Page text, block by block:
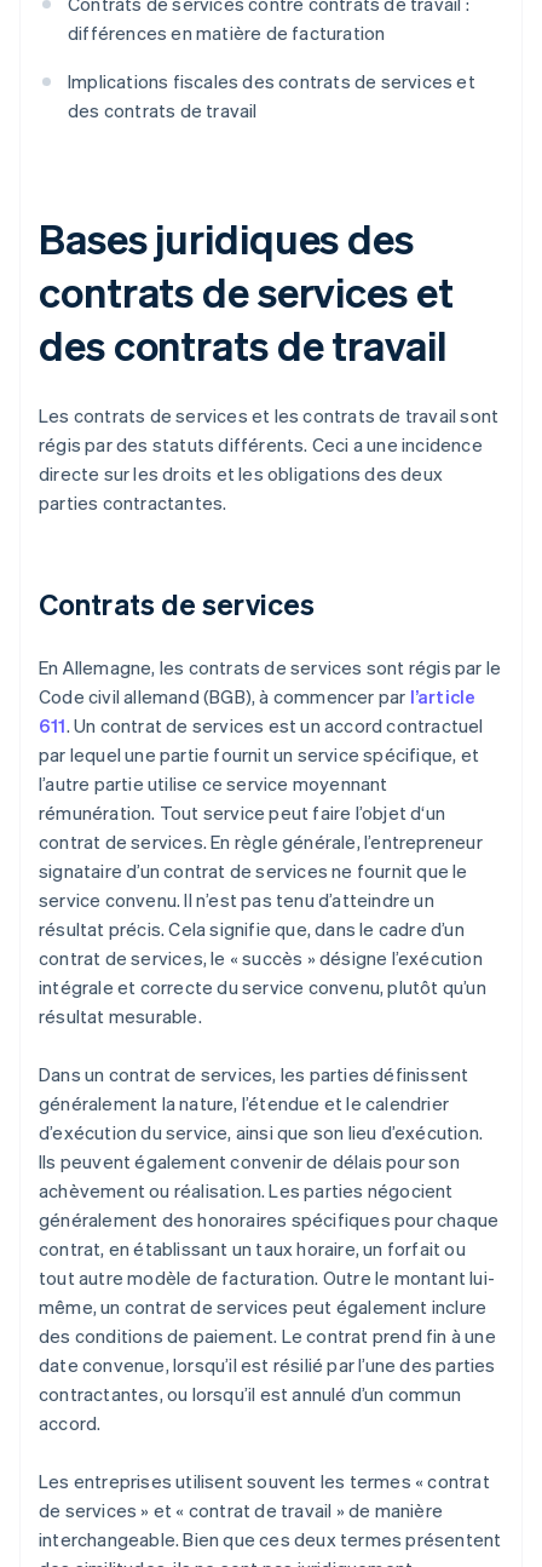
différences en matière de facturation
Implications fiscales des contrats de services et
des contrats de travail
Bases juridiques des
contrats de services et
des contrats de travail
Les contrats de services et les contrats de travail sont
régis par des statuts différents. Ceci a une incidence
directe sur les droits et les obligations des deux
parties contractantes.
Contrats de services
En Allemagne, les contrats de services sont régis par le
Code civil allemand (BGB), à commencer par l’article
611. Un contrat de services est un accord contractuel
par lequel une partie fournit un service spécifique, et
l’autre partie utilise ce service moyennant
rémunération. Tout service peut faire l’objet d‘un
contrat de services. En règle générale, l’entrepreneur
signataire d’un contrat de services ne fournit que le
service convenu. Il n’est pas tenu d’atteindre un
résultat précis. Cela signifie que, dans le cadre d’un
contrat de services, le « succès » désigne l’exécution
intégrale et correcte du service convenu, plutôt qu’un
résultat mesurable.
Dans un contrat de services, les parties définissent
généralement la nature, l’étendue et le calendrier
d’exécution du service, ainsi que son lieu d’exécution.
Ils peuvent également convenir de délais pour son
achèvement ou réalisation. Les parties négocient
généralement des honoraires spécifiques pour chaque
contrat, en établissant un taux horaire, un forfait ou
tout autre modèle de facturation. Outre le montant lui-
même, un contrat de services peut également inclure
des conditions de paiement. Le contrat prend fin à une
date convenue, lorsqu’il est résilié par l’une des parties
contractantes, ou lorsqu’il est annulé d’un commun
accord.
Les entreprises utilisent souvent les termes « contrat
de services » et « contrat de travail » de manière
interchangeable. Bien que ces deux termes présentent